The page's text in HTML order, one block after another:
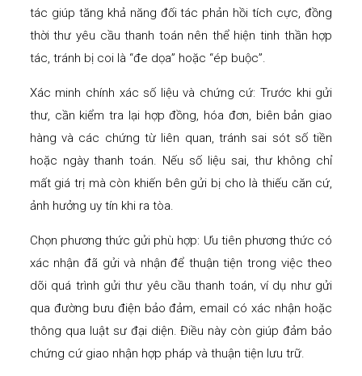
tác giúp tăng khả năng đối tác phản hồi tích cực, đồng
thời thư yêu cầu thanh toán nên thể hiện tinh thần hợp
tác, tránh bị coi là “đe dọa” hoặc “ép buộc”.
Xác minh chính xác số liệu và chứng cứ: Trước khi gửi
thư, cần kiểm tra lại hợp đồng, hóa đơn, biên bản giao
hàng và các chứng từ liên quan, tránh sai sót số tiền
hoặc ngày thanh toán. Nếu số liệu sai, thư không chỉ
mất giá trị mà còn khiến bên gửi bị cho là thiếu căn cứ,
ảnh hưởng uy tín khi ra tòa.
Chọn phương thức gửi phù hợp: Ưu tiên phương thức có
xác nhận đã gửi và nhận để thuận tiện trong việc theo
dõi quá trình gửi thư yêu cầu thanh toán, ví dụ như gửi
qua đường bưu điện bảo đảm, email có xác nhận hoặc
thông qua luật sư đại diện. Điều này còn giúp đảm bảo
chứng cứ giao nhận hợp pháp và thuận tiện lưu trữ.